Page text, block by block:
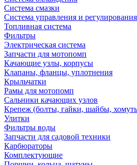
Система смазки
Система управления и регулирования
Топливная система
Фильтры
Электрическая система
Запчасти для мотопомп
Качающие узлы, корпусы
Клапаны, фланцы, уплотнения
Крыльчатки
Рамы для мотопомп
Сальники качающих узлов
Крепеж (болты, гайки, шайбы,
Улитки
Фильтры воды
Запчасти для садовой техники
Карбюраторы
Комплектующие